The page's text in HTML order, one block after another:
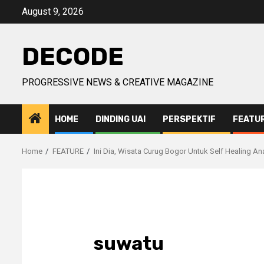
August 9, 2026
DECODE
PROGRESSIVE NEWS & CREATIVE MAGAZINE
HOME DINDING UAI PERSPEKTIF
Home FEATURE Ini Dia, Wisata Curug Bogor Untuk Self Healing
suwatu